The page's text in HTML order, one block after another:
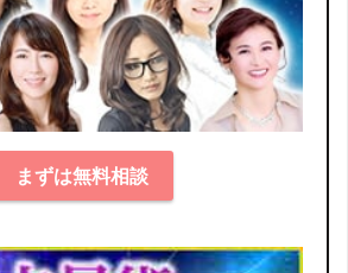
まずは無料相談